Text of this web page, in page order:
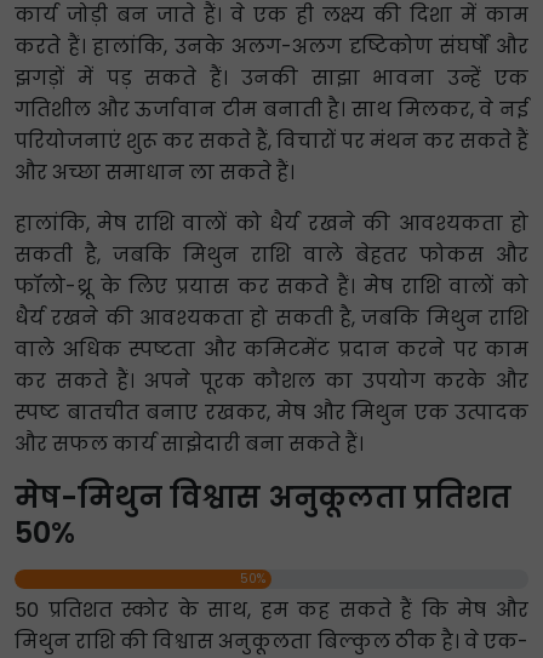
कार्य जोड़ी बन जाते हैं। वे एक ही लक्ष्य की दिशा में काम
करते हैं। हालांकि, उनके अलग-अलग दृष्टिकोण संघर्षों और
झगड़ों में पड़ सकते हैं। उनकी साझा भावना उन्हें एक
गतिशील और ऊर्जावान टीम बनाती है। साथ मिलकर, वे नई
परियोजनाएं शुरू कर सकते हैं, विचारों पर मंथन कर सकते हैं
और अच्छा समाधान ला सकते हैं।
हालांकि, मेष राशि वालों को धैर्य रखने की आवश्यकता हो
सकती है, जबकि मिथुन राशि वाले बेहतर फोकस और
फॉलो-थ्रू के लिए प्रयास कर सकते हैं। मेष राशि वालों को
धैर्य रखने की आवश्यकता हो सकती है, जबकि मिथुन राशि
वाले अधिक स्पष्टता और कमिटमेंट प्रदान करने पर काम
कर सकते हैं। अपने पूरक कौशल का उपयोग करके और
स्पष्ट बातचीत बनाए रखकर, मेष और मिथुन एक उत्पादक
और सफल कार्य साझेदारी बना सकते हैं।
मेष-मिथुन विश्वास अनुकूलता प्रतिशत
50%
50%
50 प्रतिशत स्कोर के साथ, हम कह सकते हैं कि मेष और
मिथुन राशि की विश्वास अनुकूलता बिल्कुल ठीक है। वे एक-